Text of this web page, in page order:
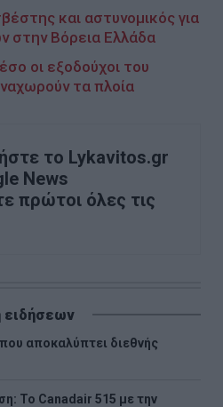
και αστυνομικός για
στην Βόρεια Ελλάδα
οι εξοδούχοι του
τα πλοία
το Lykavitos.gr
News
πρώτοι όλες τις
ειδήσεων
αποκαλύπτει διεθνής
Το Canadair 515 με την